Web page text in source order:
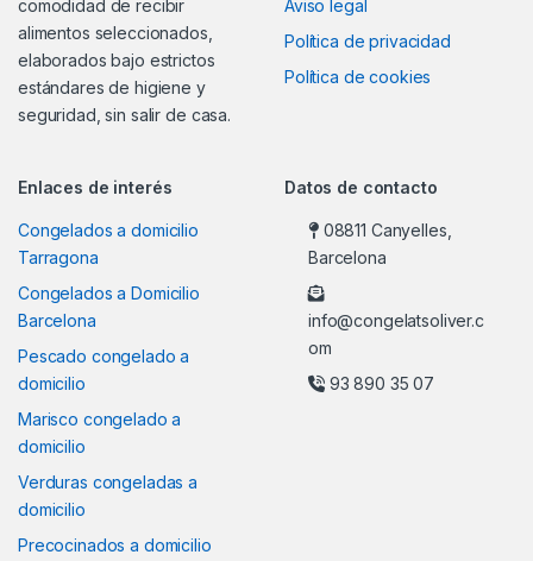
comodidad de recibir
alimentos seleccionados,
elaborados bajo estrictos
estándares de higiene y
seguridad, sin salir de casa.
Aviso legal
Política de privacidad
Política de cookies
Enlaces de interés
Congelados a domicilio
Tarragona
Congelados a Domicilio
Barcelona
Pescado congelado a
domicilio
Marisco congelado a
domicilio
Verduras congeladas a
domicilio
Precocinados a domicilio
Datos de contacto
08811 Canyelles,
Barcelona
info@congelatsoliver.c
om
93 890 35 07